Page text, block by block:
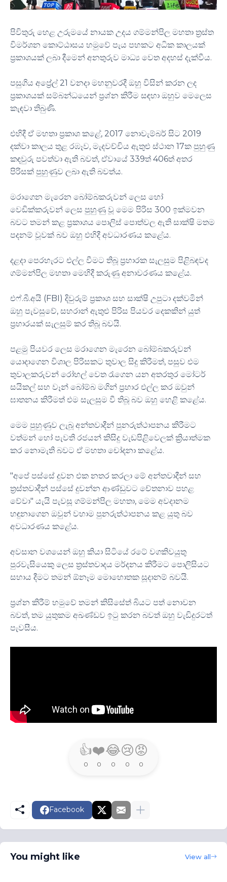
පිවිතුරු හෙළ උරුමයේ නායක උදය ගම්මන්පිල මහතා ත්‍රස්ත
විමර්ශන කොට්ඨාසය හමුවේ පැය පහකට අධික කාලයක්
ප්‍රකාශයක් ලබා දීමෙන් අනතුරුව මාධ්‍ය වෙත අදහස් දැක්වීය.
පසුගිය අප්‍රේල් 21 වනදා මහනුවරදී ඔහු විසින් කරන ලද
ප්‍රකාශයක් සම්බන්ධයෙන් ප්‍රශ්න කිරීම සඳහා ඔහුව මෙලෙස
කැඳවා තිබුණි.
එහිදී ඒ මහතා ප්‍රකාශ කළේ, 2017 නොවැම්බර් සිට 2019
දක්වා කාලය තුළ රඹෑව, මැදවච්චිය ඇතුළු ස්ථාන 17ක පුහුණු
කඳවුරු පවත්වා ඇති බවත්, ඒවායේ 339ත් 406ත් අතර
පිරිසක් පුහුණුව ලබා ඇති බවත්ය.
මරාගෙන මැරෙන බෝම්බකරුවන් ලෙස හෝ
වෙඩික්කරුවන් ලෙස පුහුණු වූ මෙම පිරිස 300 ඉක්මවන
බවට තමන් කළ ප්‍රකාශය පොලිස් පොත්වල ඇති සාක්ෂි මතම
පදනම් වූවක් බව ඔහු එහිදී අවධාරණය කළේය.
දළදා පෙරහැරට එල්ල වීමට තිබූ ප්‍රහාරක සැලසුම පිළිබඳවද
ගම්මන්පිල මහතා මෙහිදී කරුණු අනාවරණය කළේය.
එෆ්.බී.අයි (FBI) දිවුරුම් ප්‍රකාශ සහ සාක්ෂි උපුටා දක්වමින්
ඔහු පැවසුවේ, සහරාන් ඇතුළු පිරිස පියවර දෙකකින් යුත්
ප්‍රහාරයක් සැලසුම් කර තිබූ බවයි.
පළමු පියවර ලෙස මරාගෙන මැරෙන බෝම්බකරුවන්
යොදාගෙන විශාල පිරිසකට තුවාල සිදු කිරීමත්, පසුව එම
තුවාලකරුවන් රෝහල් වෙත රැගෙන යන අතරතුර මෝටර්
සයිකල් සහ වෑන් බෝම්බ මගින් ප්‍රහාර එල්ල කර ඔවුන්
ඝාතනය කිරීමත් එම සැලසුම වී තිබූ බව ඔහු හෙළි කළේය.
මෙම පුහුණුව ලැබූ අන්තවාදීන් පුනරුත්ථාපනය කිරීමට
වත්මන් හෝ පැවති රජයන් කිසිදු වැඩපිළිවෙලක් ක්‍රියාත්මක
කර නොමැති බවට ඒ මහතා චෝදනා කළේය.
"අපේ පස්සේ දුවන එක නතර කරලා මේ අන්තවාදීන් සහ
ත්‍රස්තවාදීන් පස්සේ දුවන්න ආණ්ඩුවට චේතනාව පහළ
වේවා" යැයි පැවසූ ගම්මන්පිල මහතා, මෙම අවදානම
හඳුනාගෙන ඔවුන් වහාම පුනරුත්ථාපනය කළ යුතු බව
අවධාරණය කළේය.
අවසාන වශයෙන් ඔහු කියා සිටියේ රටේ වගකිවයුතු
පුරවැසියෙකු ලෙස ත්‍රස්තවාදය මර්දනය කිරීමට පොලිසියට
සහාය දීමට තමන් ඕනෑම මොහොතක සූදානම් බවයි.
ප්‍රශ්න කිරීම් හමුවේ තමන් කිසිසේත් බියට පත් නොවන
බවත්, තම යුතුකම අඛණ්ඩව ඉටු කරන බවත් ඔහු වැඩිදුරටත්
පැවසීය.
👍
0
❤️
0
😂
0
😢
0
😡
0
Facebook
You might like View all